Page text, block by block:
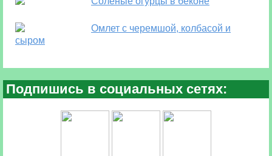
Омлет с черемшой, колбасой и
сыром
Подпишись в социальных сетях: